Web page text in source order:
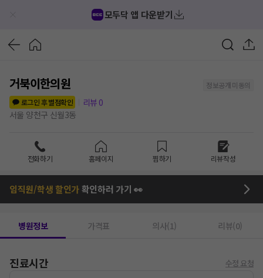
모두닥 앱 다운받기
거북이한의원
정보공개 미동의
로그인 후 별점확인
리뷰 0
서울 양천구 신월3동
전화하기 홈페이지 찜하기 리뷰작성
임직원/학생 할인가확인하러 가기 👀
병원정보 가격표 의사(1) 리뷰(0)
진료시간 수정 요청